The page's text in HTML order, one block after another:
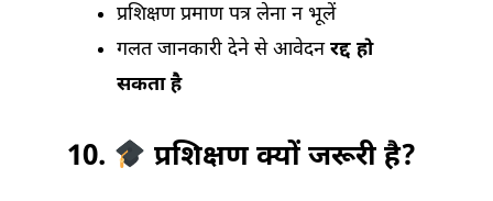
प्रशिक्षण प्रमाण पत्र लेना न भूलें
गलत जानकारी देने से आवेदनरद्द हो
सकता है
10. प्रशिक्षण क्यों जरूरी है?